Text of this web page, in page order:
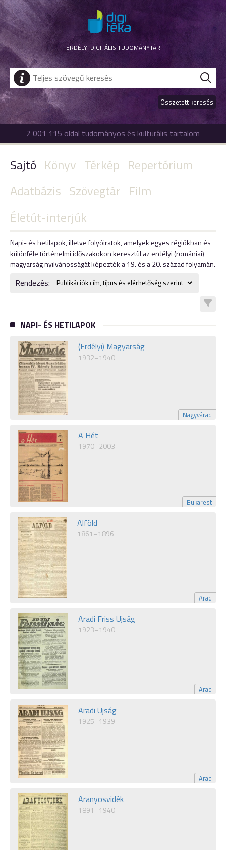
ERDÉLYI DIGITÁLIS TUDOMÁNYTÁR
Összetett keresés
2 001 115 oldal tudományos és kulturális tartalom
Sajtó Könyv Térkép Repertórium
Adatbázis Szövegtár Film
Életút-interjúk
Napi- és hetilapok, illetve folyóiratok, amelyek egyes régiókban és
különféle történelmi időszakokon keresztül az erdélyi (romániai)
magyarság nyilvánosságát képezték a 19. és a 20. század folyamán.
Rendezés:
NAPI- ÉS HETILAPOK
(Erdélyi) Magyarság
1932–1940
Nagyvárad
A Hét
1970–2003
Bukarest
Alföld
1861–1896
Arad
Aradi Friss Ujság
1923–1940
Arad
Aradi Ujság
1925–1939
Arad
Aranyosvidék
1891–1940